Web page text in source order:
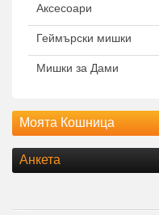
Аксесоари
Геймърски мишки
Мишки за Дами
Моята Кошница
Анкета